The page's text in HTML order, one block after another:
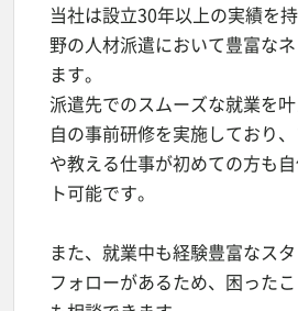
当社は設立30年以上の実績を
野の人材派遣において豊富な
ます。
派遣先でのスムーズな就業を
自の事前研修を実施しており
や教える仕事が初めての方も
ト可能です。
また、就業中も経験豊富なス
フォローがあるため、困った